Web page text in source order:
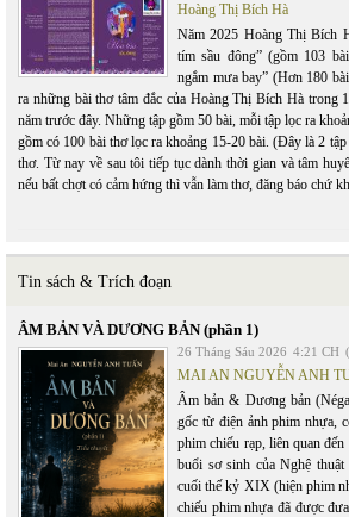
Hoàng Thị Bích Hà
Năm 2025 Hoàng Thị Bích
tím sầu đông” (gồm 103
ngắm mưa bay” (Hơn 180
ra những bài thơ tâm đắc của Hoàng Thị Bích Hà trong
năm trước đây. Những tập gồm 50 bài, mỗi tập lọc ra
gồm có 100 bài thơ lọc ra khoảng 15-20 bài. (Đây là 2
thơ. Từ nay về sau tôi tiếp tục dành thời gian và tâm
nếu bất chợt có cảm hứng thì vẫn làm thơ, đăng báo chứ
Tin sách & Trích đoạn
ÂM BẢN VÀ DƯƠNG BẢN (phần 1)
26 Tháng Sáu 2026 4:21 CH
MAI AN NGUYỄN ANH
Âm bản & Dương bản
gốc từ điện ảnh phim nhựa,
phim chiếu rạp, liên quan
buổi sơ sinh của Nghệ
cuối thế kỷ XIX (hiện phim
chiếu phim nhựa đã được